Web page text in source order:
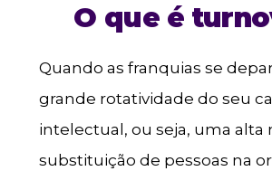
O que é
Quando as franquias se
grande rotatividade do seu
intelectual, ou seja, uma alta
substituição de pessoas na